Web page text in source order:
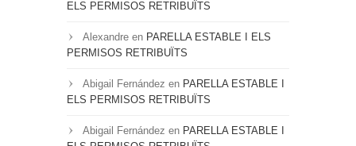
ELS PERMISOS RETRIBUÏTS
Alexandre en PARELLA ESTABLE I ELS
PERMISOS RETRIBUÏTS
Abigail Fernández en PARELLA ESTABLE I
ELS PERMISOS RETRIBUÏTS
Abigail Fernández en PARELLA ESTABLE I